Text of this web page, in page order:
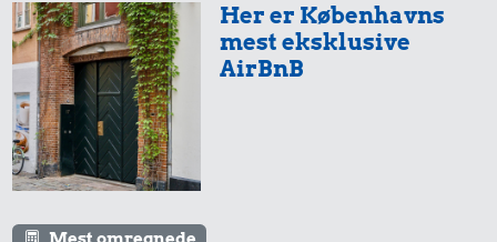
Her er Københavns
mest eksklusive
AirBnB